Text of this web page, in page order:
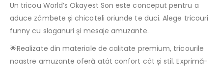
Un tricou World’s Okayest Son este conceput pentru a
aduce zâmbete și chicoteli oriunde te duci. Alege tricouri
funny cu sloganuri şi mesaje amuzante.
🌟Realizate din materiale de calitate premium, tricourile
noastre amuzante oferă atât confort cât și stil. Exprimă-